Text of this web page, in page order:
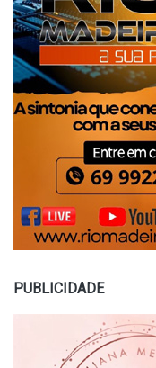
PUBLICIDADE